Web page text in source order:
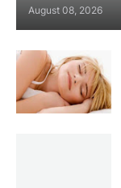
August 08, 2026